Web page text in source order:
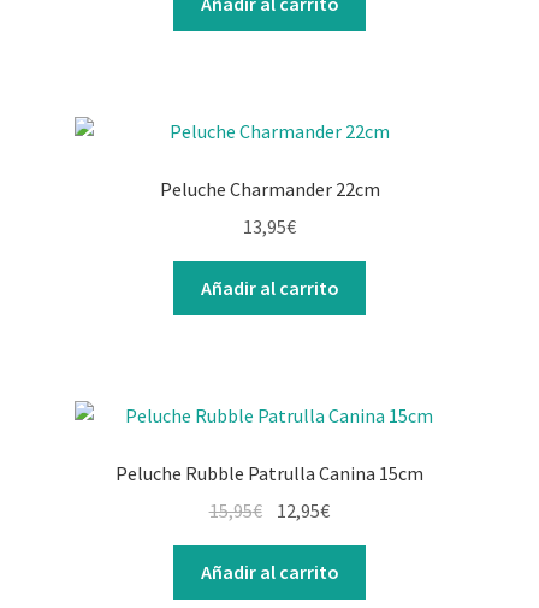
Peluche Charmander 22cm
13,95€
Añadir al carrito
Peluche Rubble Patrulla Canina 15cm
15,95€ 12,95€
Añadir al carrito